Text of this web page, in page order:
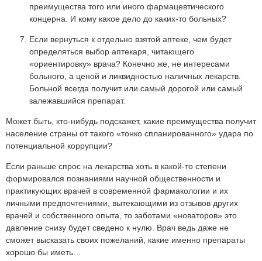
преимущества того или иного фармацевтического
концерна. И кому какое дело до каких-то больных?
Если вернуться к отдельно взятой аптеке, чем будет
определяться выбор аптекаря, читающего
«ориентировку» врача? Конечно же, не интересами
больного, а ценой и ликвидностью наличных лекарств.
Больной всегда получит или самый дорогой или самый
залежавшийся препарат.
Может быть, кто-нибудь подскажет, какие преимущества получит
население страны от такого «тонко спланированного» удара по
потенциальной коррупции?
Если раньше спрос на лекарства хоть в какой-то степени
формировался познаниями научной общественности и
практикующих врачей в современной фармакологии и их
личными предпочтениями, вытекающими из отзывов других
врачей и собственного опыта, то заботами «новаторов» это
давление снизу будет сведено к нулю. Врач ведь даже не
сможет высказать своих пожеланий, какие именно препараты
хорошо бы иметь…